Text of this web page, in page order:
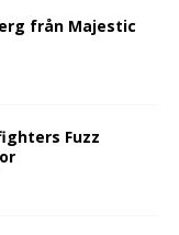
från Majestic
Fuzz